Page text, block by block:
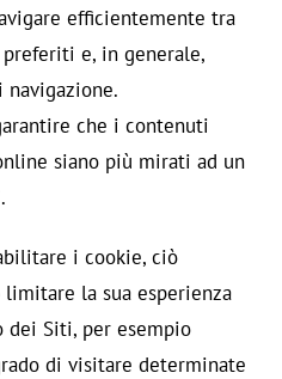
efficientemente tra
e, in generale,
navigazione.
che i contenuti
siano più mirati ad un
i cookie, ciò
la sua esperienza
dei Siti, per esempio
di visitare determinate